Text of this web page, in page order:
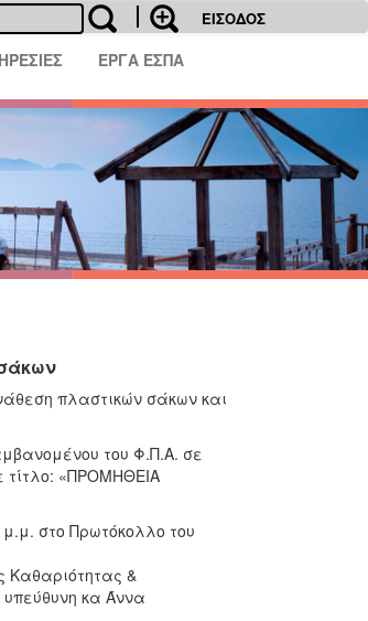
ΕΙΣΟΔΟΣ
ΕΡΓΑ ΕΣΠΑ
πλαστικών σάκων και
του Φ.Π.Α. σε
τίτλο: «ΠΡΟΜΗΘΕΙΑ
στο Πρωτόκολλο του
Καθαριότητας &
κα Άννα